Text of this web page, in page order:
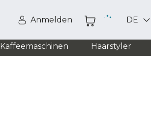
Anmelden DE
Kaffeemaschinen Haarstyler